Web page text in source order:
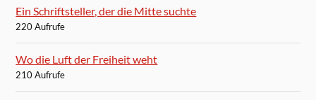
Ein Schriftsteller, der die Mitte suchte
220 Aufrufe
Wo die Luft der Freiheit weht
210 Aufrufe